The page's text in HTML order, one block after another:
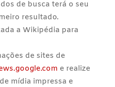
de busca terá o seu
resultado.
a Wikipédia para
de sites de
e realize
mídia impressa e